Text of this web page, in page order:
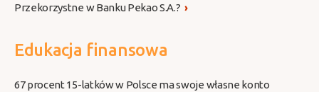
Przekorzystne w Banku Pekao S.A.? ›
Edukacja finansowa
67 procent 15-latków w Polsce ma swoje własne konto